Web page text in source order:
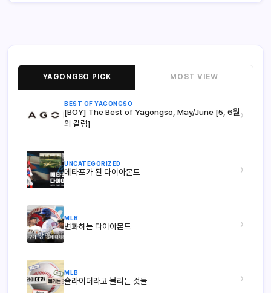
YAGONGSO PICK MOST VIEW
BEST OF YAGONGSO
[BOY] The Best of Yagongso, May/June [5, 6월
의 칼럼]
›
UNCATEGORIZED
메타포가 된 다이아몬드 ›
MLB
변화하는 다이아몬드 ›
MLB
슬라이더라고 불리는 것들 ›